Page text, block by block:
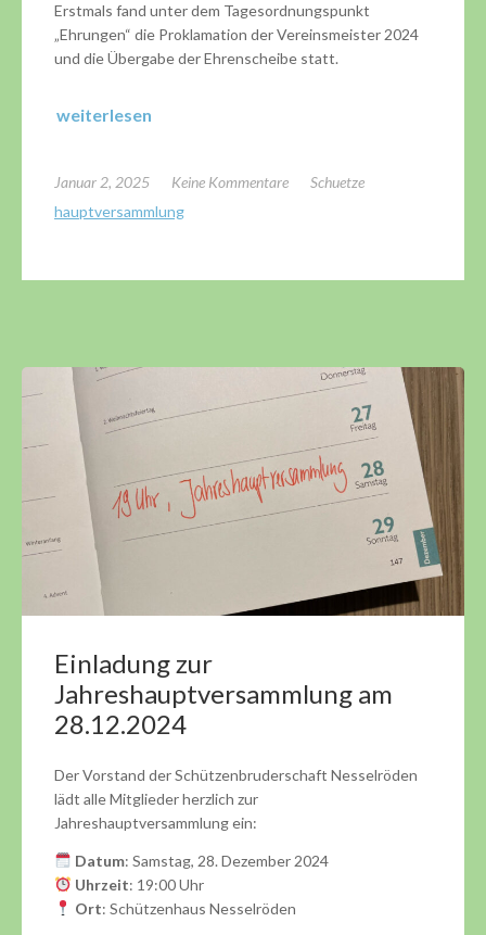
Erstmals fand unter dem Tagesordnungspunkt
„Ehrungen“ die Proklamation der Vereinsmeister 2024
und die Übergabe der Ehrenscheibe statt.
weiterlesen
Januar 2, 2025 Keine Kommentare
Schuetze
hauptversammlung
Einladung zur
Jahreshauptversammlung am
28.12.2024
Der Vorstand der Schützenbruderschaft Nesselröden
lädt alle Mitglieder herzlich zur
Jahreshauptversammlung ein:
Datum: Samstag, 28. Dezember 2024
Uhrzeit: 19:00 Uhr
Ort: Schützenhaus Nesselröden